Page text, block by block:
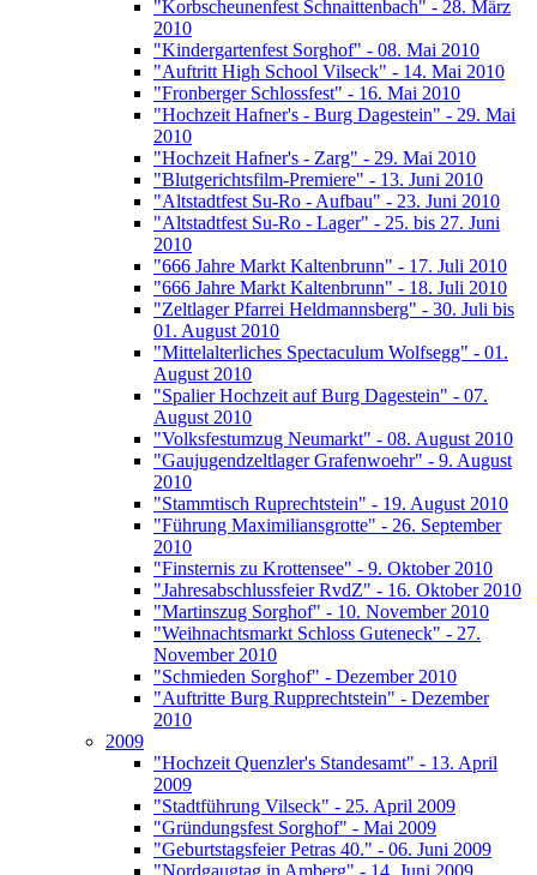
"Korbscheunenfest Schnaittenbach" - 28. März
2010
"Kindergartenfest Sorghof" - 08. Mai 2010
"Auftritt High School Vilseck" - 14. Mai 2010
"Fronberger Schlossfest" - 16. Mai 2010
"Hochzeit Hafner's - Burg Dagestein" - 29. Mai
2010
"Hochzeit Hafner's - Zarg" - 29. Mai 2010
"Blutgerichtsfilm-Premiere" - 13. Juni 2010
"Altstadtfest Su-Ro - Aufbau" - 23. Juni 2010
"Altstadtfest Su-Ro - Lager" - 25. bis 27. Juni
2010
"666 Jahre Markt Kaltenbrunn" - 17. Juli 2010
"666 Jahre Markt Kaltenbrunn" - 18. Juli 2010
"Zeltlager Pfarrei Heldmannsberg" - 30. Juli bis
01. August 2010
"Mittelalterliches Spectaculum Wolfsegg" - 01.
August 2010
"Spalier Hochzeit auf Burg Dagestein" - 07.
August 2010
"Volksfestumzug Neumarkt" - 08. August 2010
"Gaujugendzeltlager Grafenwoehr" - 9. August
2010
"Stammtisch Ruprechtstein" - 19. August 2010
"Führung Maximiliansgrotte" - 26. September
2010
"Finsternis zu Krottensee" - 9. Oktober 2010
"Jahresabschlussfeier RvdZ" - 16. Oktober 2010
"Martinszug Sorghof" - 10. November 2010
"Weihnachtsmarkt Schloss Guteneck" - 27.
November 2010
"Schmieden Sorghof" - Dezember 2010
"Auftritte Burg Rupprechtstein" - Dezember
2010
2009
"Hochzeit Quenzler's Standesamt" - 13. April
2009
"Stadtführung Vilseck" - 25. April 2009
"Gründungsfest Sorghof" - Mai 2009
"Geburtstagsfeier Petras 40." - 06. Juni 2009
"Nordgaugtag in Amberg" - 14. Juni 2009